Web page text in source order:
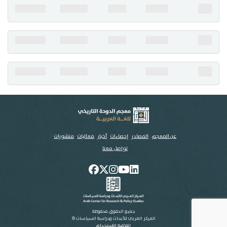
عن المعجم المصادر إحصاءات أخبار فعاليات منشورات
تواصل معنا
جميع الحقوق محفوظة
المركز العربي للأبحاث ودراسة السياسات ©